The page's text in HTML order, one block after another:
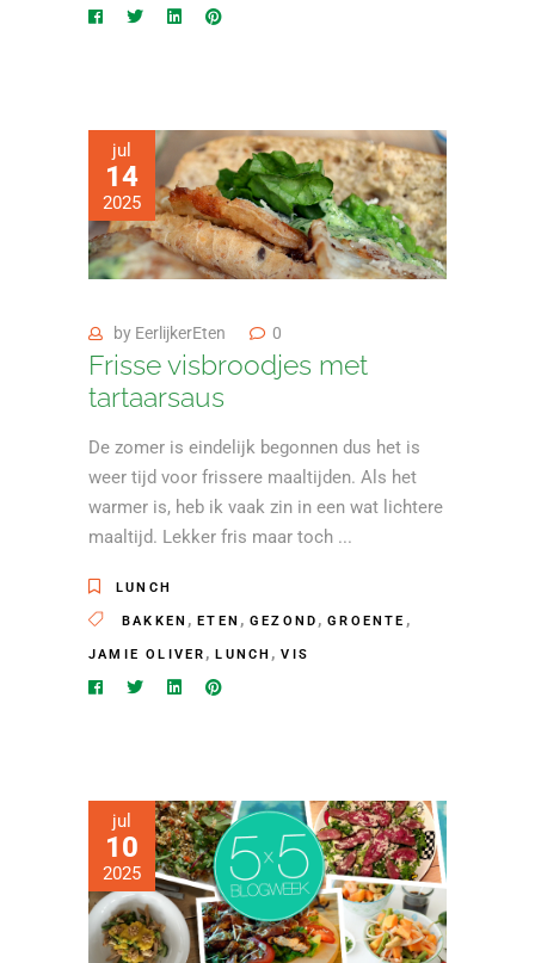
jul
14
2025
by EerlijkerEten 0
Frisse visbroodjes met
tartaarsaus
De zomer is eindelijk begonnen dus het is
weer tijd voor frissere maaltijden. Als het
warmer is, heb ik vaak zin in een wat lichtere
maaltijd. Lekker fris maar toch
LUNCH
BAKKEN ,ETEN ,GEZOND ,GROENTE ,
JAMIE OLIVER ,LUNCH ,VIS
jul
10
2025